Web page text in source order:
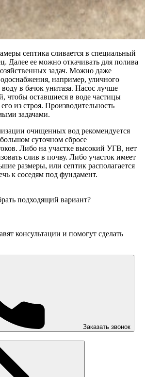
септика сливается в специальный
Далее ее можно откачивать для полива
задач. Можно даже
например, уличного
воду в бачок унитаза. Насос лучше
чтобы оставшиеся в воде частицы
из строя. Производительность
задачами.
очищенных вод рекомендуется
суточном сбросе
Либо на участке высокий УГВ, нет
слив в почву. Либо участок имеет
размеры, или септик располагается
к соседям под фундамент.
подходящий вариант?
консультации и помогут сделать
Заказать звонок